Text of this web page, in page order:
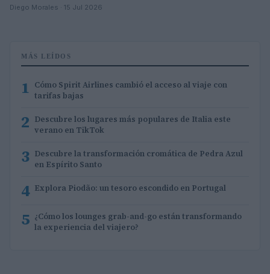
Diego Morales · 15 Jul 2026
MÁS LEÍDOS
1 Cómo Spirit Airlines cambió el acceso al viaje con
tarifas bajas
2 Descubre los lugares más populares de Italia este
verano en TikTok
3 Descubre la transformación cromática de Pedra Azul
en Espírito Santo
4 Explora Piodão: un tesoro escondido en Portugal
5 ¿Cómo los lounges grab-and-go están transformando
la experiencia del viajero?